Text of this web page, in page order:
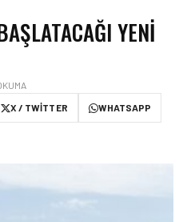
YENI
X / TWITTER WHATSAPP